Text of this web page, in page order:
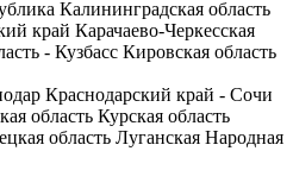
Калининградская область
край Карачаево-Черкесская
- Кузбасс Кировская область
Краснодарский край - Сочи
область Курская область
область Луганская Народная